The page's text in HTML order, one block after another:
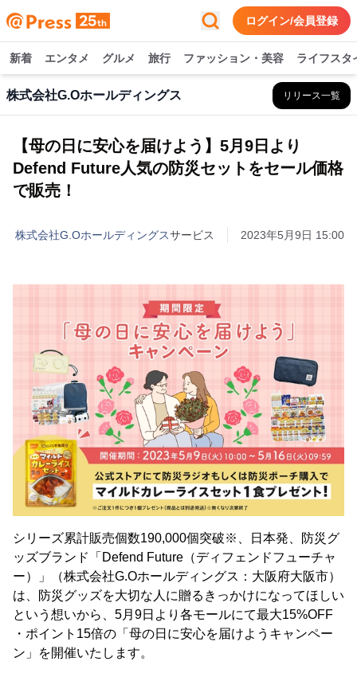
ログイン/会員登録
新着 エンタメ グルメ 旅行 ファッション・美容 ライフスタ
株式会社G.Oホールディングス リリース一覧
【母の日に安心を届けよう】5月9日より
Defend Future人気の防災セットをセール価格
で販売！
株式会社G.Oホールディングスサービス 2023年5月9日 15:00
シリーズ累計販売個数190,000個突破※、日本発、防災グ
ッズブランド「Defend Future（ディフェンドフューチャ
ー）」（株式会社G.Oホールディングス：大阪府大阪市）
は、防災グッズを大切な人に贈るきっかけになってほしい
という想いから、5月9日より各モールにて最大15%OFF
・ポイント15倍の「母の日に安心を届けようキャンペー
ン」を開催いたします。